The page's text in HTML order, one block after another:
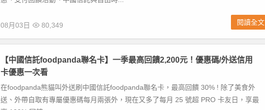
08月03日 80,349 閱讀全文
【中國信託foodpanda聯名卡】一季最高回饋2,200元！優惠碼/外送信用
卡優惠一次看
在foodpanda熊貓叫外送刷中國信託foodpanda聯名卡，最高回饋 30% ! 除了美食外
送、外帶自取有專屬優惠碼每月兩張外，現在又多了每月 25 號超 PRO 卡友日，享最